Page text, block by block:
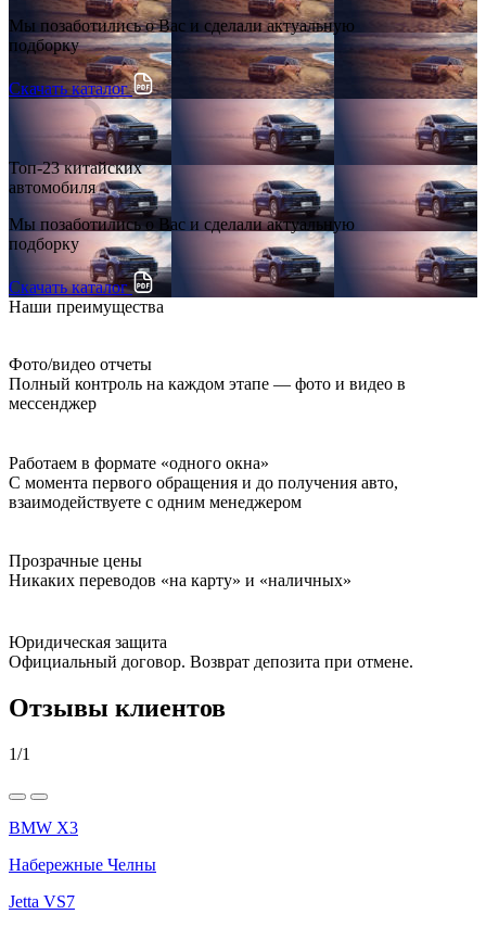
Мы позаботились о Вас и сделали актуальную
подборку
Скачать каталог
Топ-23 китайских
автомобиля
Мы позаботились о Вас и сделали актуальную
подборку
Скачать каталог
Наши преимущества
Фото/видео отчеты
Полный контроль на каждом этапе — фото и видео в
мессенджер
Работаем в формате «одного окна»
С момента первого обращения и до получения авто,
взаимодействуете с одним менеджером
Прозрачные цены
Никаких переводов «на карту» и «наличных»
Юридическая защита
Официальный договор. Возврат депозита при отмене.
Отзывы клиентов
1/1
BMW X3
Набережные Челны
Jetta VS7